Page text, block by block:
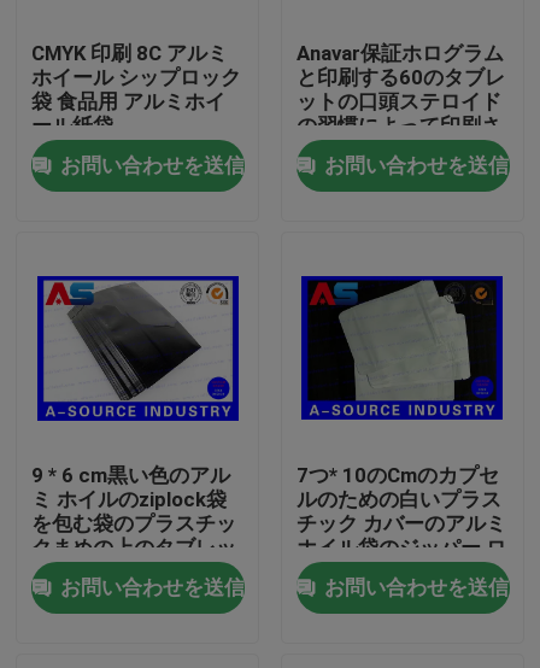
家
プロダクト
私達について
品質管理
私達に連絡しなさい
引用を要求しなさい
10mL ガラスびんのラベル
CMYK 印刷 8C アルミ
ホイール シップロック
袋 食品用 アルミホイ
ール紙袋
お問い合わせを送信
Anavar保証ホログラム
と印刷する60のタブレ
ットの口頭ステロイド
の習慣によって印刷さ
れるジッパー ロックの
アルミニウム ポリ袋
お問い合わせを送信
9 * 6 cm黒い色のアル
ミ ホイルのziplock袋
を包む袋のプラスチッ
クまめの上のタブレッ
ト アルミニウム立場
お問い合わせを送信
7つ* 10のCmのカプセ
ルのための白いプラス
チック カバーのアルミ
ホイル袋のジッパー ロ
ックPounch
お問い合わせを送信